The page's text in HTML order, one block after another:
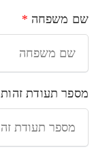
שם משפחה *
מספר תעודת זהות